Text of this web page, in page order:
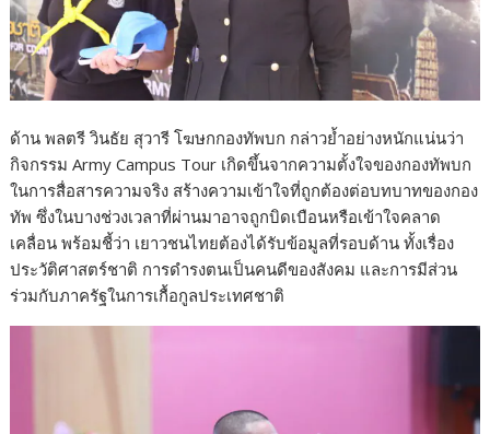
ด้าน พลตรี วินธัย สุวารี โฆษกกองทัพบก กล่าวย้ำอย่างหนักแน่นว่า
กิจกรรม Army Campus Tour เกิดขึ้นจากความตั้งใจของกองทัพบก
ในการสื่อสารความจริง สร้างความเข้าใจที่ถูกต้องต่อบทบาทของกอง
ทัพ ซึ่งในบางช่วงเวลาที่ผ่านมาอาจถูกบิดเบือนหรือเข้าใจคลาด
เคลื่อน พร้อมชี้ว่า เยาวชนไทยต้องได้รับข้อมูลที่รอบด้าน ทั้งเรื่อง
ประวัติศาสตร์ชาติ การดำรงตนเป็นคนดีของสังคม และการมีส่วน
ร่วมกับภาครัฐในการเกื้อกูลประเทศชาติ